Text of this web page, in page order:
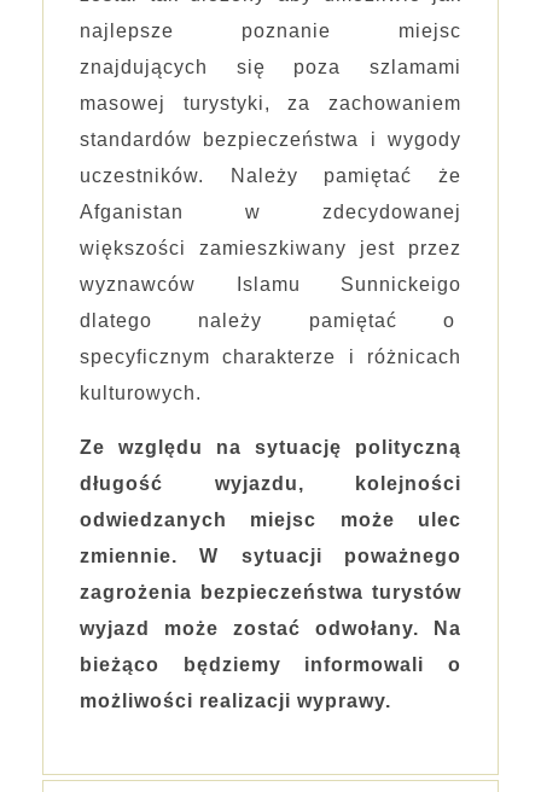
najlepsze poznanie miejsc
znajdujących się poza szlamami
masowej turystyki, za zachowaniem
standardów bezpieczeństwa i wygody
uczestników. Należy pamiętać że
Afganistan w zdecydowanej
większości zamieszkiwany jest przez
wyznawców Islamu Sunnickeigo
dlatego należy pamiętać o
specyficznym charakterze i różnicach
kulturowych.
Ze względu na sytuację polityczną
długość wyjazdu, kolejności
odwiedzanych miejsc może ulec
zmiennie. W sytuacji poważnego
zagrożenia bezpieczeństwa turystów
wyjazd może zostać odwołany. Na
bieżąco będziemy informowali o
możliwości realizacji wyprawy.